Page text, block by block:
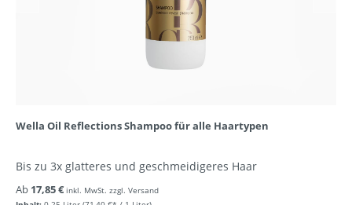
Wella Oil Reflections Shampoo für alle Haartypen
Bis zu 3x glatteres und geschmeidigeres Haar
Ab 17,85 € inkl. MwSt. zzgl. Versand